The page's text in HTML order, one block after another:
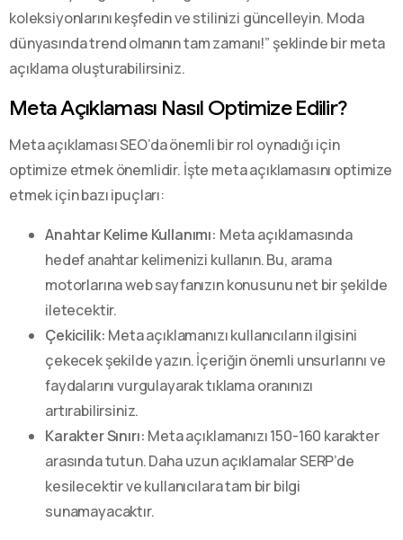
koleksiyonlarını keşfedin ve stilinizi güncelleyin. Moda
dünyasında trend olmanın tam zamanı!” şeklinde bir meta
açıklama oluşturabilirsiniz.
Meta Açıklaması Nasıl Optimize Edilir?
Meta açıklaması SEO’da önemli bir rol oynadığı için
optimize etmek önemlidir. İşte meta açıklamasını optimize
etmek için bazı ipuçları:
Anahtar Kelime Kullanımı: Meta açıklamasında
hedef anahtar kelimenizi kullanın. Bu, arama
motorlarına web sayfanızın konusunu net bir şekilde
iletecektir.
Çekicilik: Meta açıklamanızı kullanıcıların ilgisini
çekecek şekilde yazın. İçeriğin önemli unsurlarını ve
faydalarını vurgulayarak tıklama oranınızı
artırabilirsiniz.
Karakter Sınırı: Meta açıklamanızı 150-160 karakter
arasında tutun. Daha uzun açıklamalar SERP’de
kesilecektir ve kullanıcılara tam bir bilgi
sunamayacaktır.